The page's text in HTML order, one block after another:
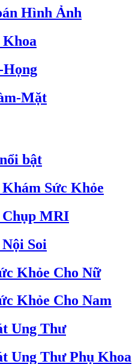
Hình Ảnh
Khoa
Mặt
bật
Sức Khỏe
MRI
Soi
Khỏe Cho Nữ
Khỏe Cho Nam
Ung Thư
Ung Thư Phụ Khoa